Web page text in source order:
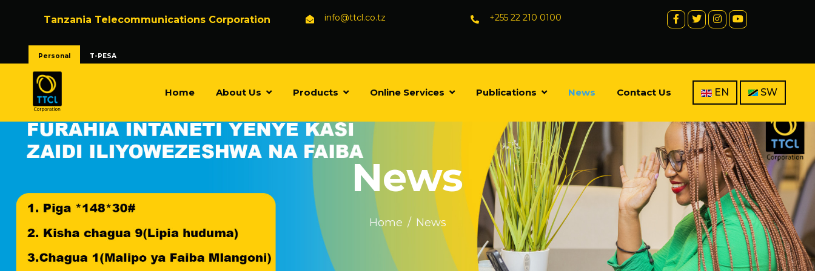
Tanzania Telecommunications Corporation info@ttcl.co.tz +255 22 210 0100
Personal T-PESA
Home About Us Products Online Services Publications News Contact Us EN SW
News
Home News